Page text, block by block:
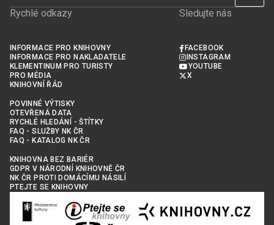
Rychlé odkazy
INFORMACE PRO KNIHOVNY
INFORMACE PRO NAKLADATELE
KLEMENTINUM PRO TURISTY
PRO MÉDIA
KNIHOVNÍ ŘÁD
POVINNÉ VÝTISKY
OTEVŘENÁ DATA
RYCHLÉ HLEDÁNÍ - ŠTÍTKY
FAQ - SLUŽBY NK ČR
FAQ - KATALOG NK ČR
KNIHOVNA BEZ BARIÉR
GDPR V NÁRODNÍ KNIHOVNĚ ČR
NK ČR PROTI DOMÁCÍMU NÁSILÍ
PTEJTE SE KNIHOVNY
Sledujte nás
FACEBOOK
INSTAGRAM
YOUTUBE
X